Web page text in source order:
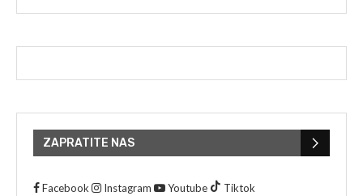
ZAPRATITE NAS
Facebook Instagram Youtube Tiktok